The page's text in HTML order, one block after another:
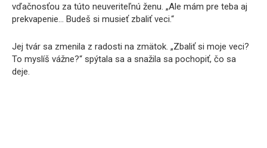
vďačnosťou za túto neuveriteľnú ženu. „Ale mám pre teba aj
prekvapenie… Budeš si musieť zbaliť veci.“
Jej tvár sa zmenila z radosti na zmätok. „Zbaliť si moje veci?
To myslíš vážne?“ spýtala sa a snažila sa pochopiť, čo sa
deje.